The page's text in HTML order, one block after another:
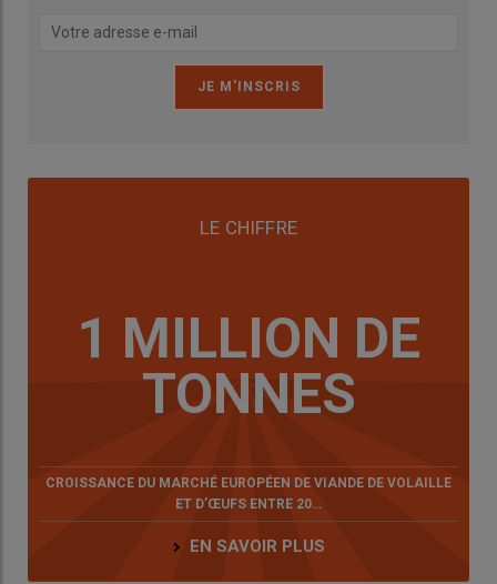
LE CHIFFRE
1 MILLION DE
TONNES
CROISSANCE DU MARCHÉ EUROPÉEN DE VIANDE DE VOLAILLE
ET D’ŒUFS ENTRE 20…
EN SAVOIR PLUS